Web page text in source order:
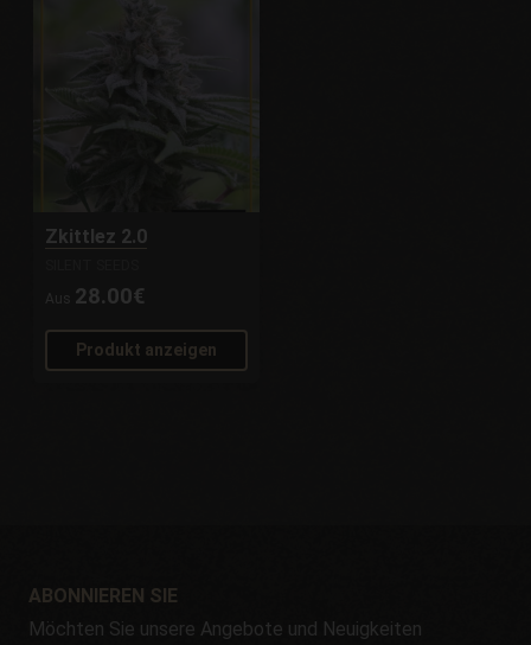
Zkittlez 2.0
Aus 28.00€
Produkt anzeigen
ABONNIEREN SIE
Möchten Sie unsere Angebote und Neuigkeiten